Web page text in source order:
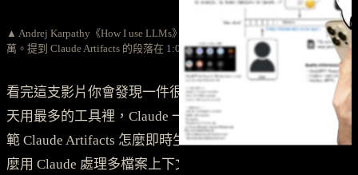
▲ Andrej Karpathy《How I use LLMs》，2025/02 發布，觀看數已破 240
萬。提到 Claude Artifacts 的段落在 1:09:00 開始。
看完這支影片你會發現一件很微妙的事：Karpathy 自己每
天用最多的工具裡，Claude 一直在第一線。他在影片裡示
範 Claude Artifacts 怎麼即時生成可互動的小工具、示範怎
麼用 Claude 處理多檔案上下文。換句話說，他在加入